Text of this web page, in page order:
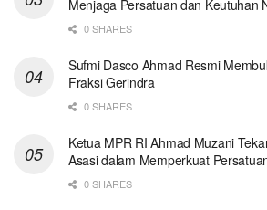
Menjaga Persatuan dan Keutuhan
0 SHARES
Sufmi Dasco Ahmad Resmi
Fraksi Gerindra
0 SHARES
Ketua MPR RI Ahmad Muzani
Asasi dalam Memperkuat
0 SHARES